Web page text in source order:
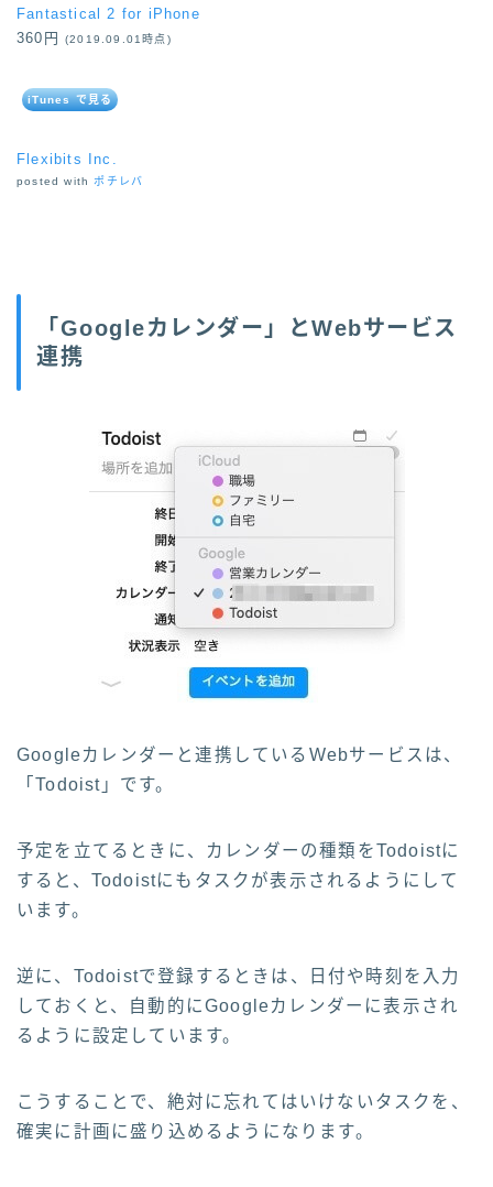
Fantastical 2 for iPhone
360円
(2019.09.01時点)
iTunes で見る
Flexibits Inc.
posted withポチレバ
「Googleカレンダー」とWebサービス
連携
Googleカレンダーと連携しているWebサービスは、
「Todoist」です。
予定を立てるときに、カレンダーの種類をTodoistに
すると、Todoistにもタスクが表示されるようにして
います。
逆に、Todoistで登録するときは、日付や時刻を入力
しておくと、自動的にGoogleカレンダーに表示され
るように設定しています。
こうすることで、絶対に忘れてはいけないタスクを、
確実に計画に盛り込めるようになります。